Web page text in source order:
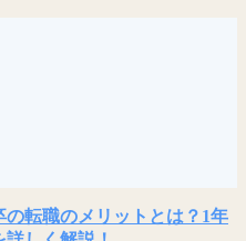
の転職のメリットとは？1年